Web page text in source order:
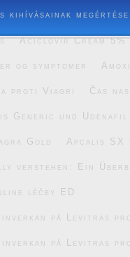
kihívásainak megértése
Aciclovir Cream 5%
og symptomer
proti Viagri Čas
Generic und Udenafil
Gold Apcalis
verstehen: Ein
léčby ED
inverkan på Levitras
inverkan på Levitras